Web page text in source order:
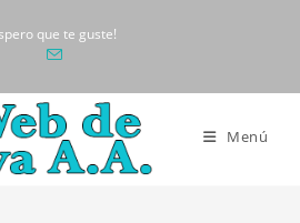
que te guste!
Menú